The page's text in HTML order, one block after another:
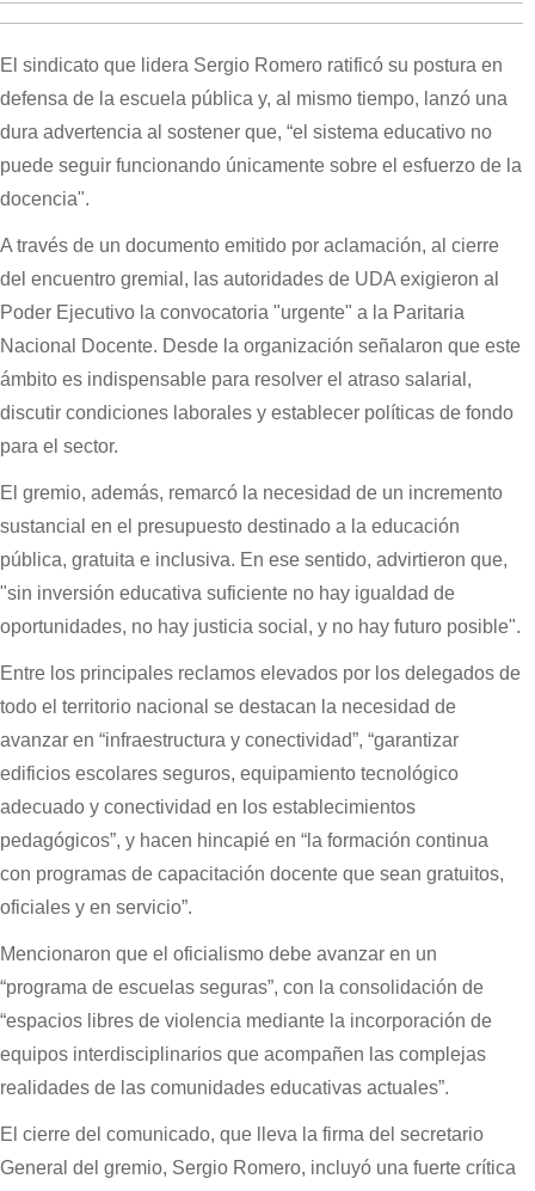
El sindicato que lidera Sergio Romero ratificó su postura en
defensa de la escuela pública y, al mismo tiempo, lanzó una
dura advertencia al sostener que, “el sistema educativo no
puede seguir funcionando únicamente sobre el esfuerzo de la
docencia".
A través de un documento emitido por aclamación, al cierre
del encuentro gremial, las autoridades de UDA exigieron al
Poder Ejecutivo la convocatoria "urgente" a la Paritaria
Nacional Docente. Desde la organización señalaron que este
ámbito es indispensable para resolver el atraso salarial,
discutir condiciones laborales y establecer políticas de fondo
para el sector.
El gremio, además, remarcó la necesidad de un incremento
sustancial en el presupuesto destinado a la educación
pública, gratuita e inclusiva. En ese sentido, advirtieron que,
"sin inversión educativa suficiente no hay igualdad de
oportunidades, no hay justicia social, y no hay futuro posible".
Entre los principales reclamos elevados por los delegados de
todo el territorio nacional se destacan la necesidad de
avanzar en “infraestructura y conectividad”, “garantizar
edificios escolares seguros, equipamiento tecnológico
adecuado y conectividad en los establecimientos
pedagógicos”, y hacen hincapié en “la formación continua
con programas de capacitación docente que sean gratuitos,
oficiales y en servicio”.
Mencionaron que el oficialismo debe avanzar en un
“programa de escuelas seguras”, con la consolidación de
“espacios libres de violencia mediante la incorporación de
equipos interdisciplinarios que acompañen las complejas
realidades de las comunidades educativas actuales”.
El cierre del comunicado, que lleva la firma del secretario
General del gremio, Sergio Romero, incluyó una fuerte crítica